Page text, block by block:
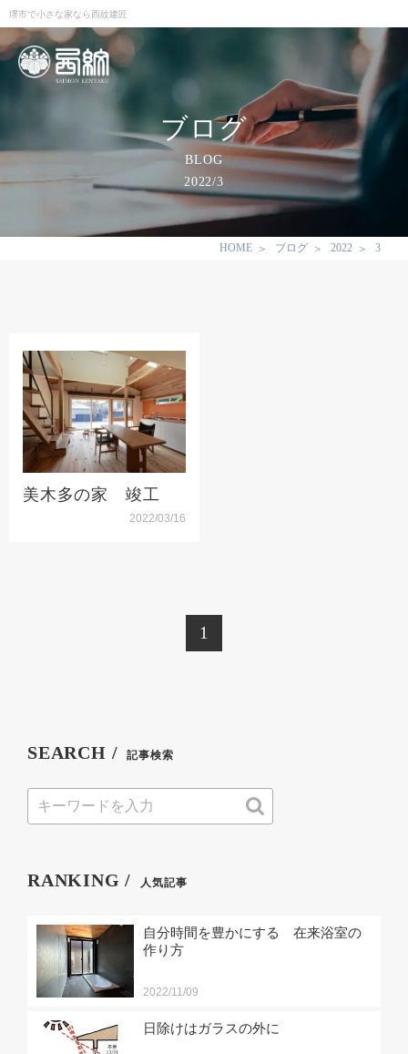
堺市で小さな家なら西紋建匠
ブログ
BLOG
2022/3
HOME ブログ 2022 3
美木多の家 竣工
2022/03/16
1
SEARCH / 記事検索
RANKING / 人気記事
自分時間を豊かにする 在来浴室の
作り方
2022/11/09
日除けはガラスの外に